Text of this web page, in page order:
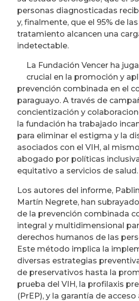
personas diagnosticadas
y, finalmente, que el 95% de
tratamiento alcancen una
indetectable.
La Fundación Vencer ha
crucial en la promoción y
prevención combinada en el
paraguayo. A través de
concientización y
la fundación ha trabajado
para eliminar el estigma y la
asociados con el VIH, al
abogado por políticas
equitativo a servicios de salud.
Los autores del informe,
Martín Negrete, han
de la prevención combinada
integral y multidimensional
derechos humanos de las
Este método implica la
diversas estrategias
de preservativos hasta la
prueba del VIH, la profilaxis
(PrEP), y la garantía de